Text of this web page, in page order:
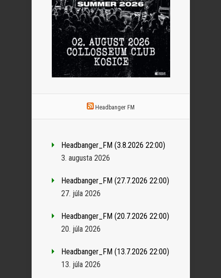
Headbanger FM
Headbanger_FM (3.8.2026 22:00)
3. augusta 2026
Headbanger_FM (27.7.2026 22:00)
27. júla 2026
Headbanger_FM (20.7.2026 22:00)
20. júla 2026
Headbanger_FM (13.7.2026 22:00)
13. júla 2026